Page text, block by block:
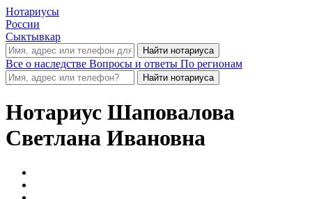
Нотариусы
России
Сыктывкар
Все о наследстве Вопросы и ответы По регионам
Нотариус Шаповалова
Светлана Ивановна